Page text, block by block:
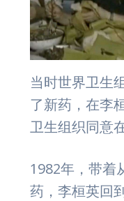
当时世界卫生
了新药，在李
卫生组织同意
1982年，带着
药，李桓英回